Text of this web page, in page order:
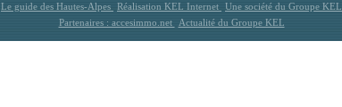
Le guide des Hautes-Alpes Réalisation KEL Internet Une société du Groupe KEL
Partenaires : accesimmo.net
Actualité du Groupe KEL